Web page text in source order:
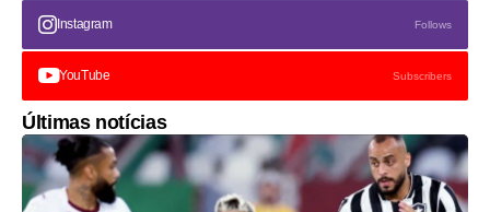
Instagram Follows
YouTube Subscribers
Últimas notícias